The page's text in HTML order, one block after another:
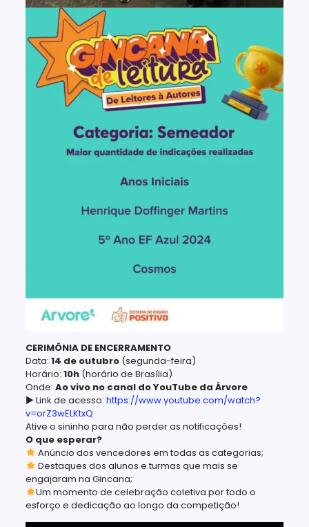
CERIMÔNIA DE ENCERRAMENTO
Data: 14 de outubro(segunda-feira)
Horário: 10h(horário de Brasília)
Onde: Ao vivo no canal do YouTube da Árvore
▶ Link de acesso: https://www.youtube.com/watch?
v=orZ3wELKtxQ
Ative o sininho para não perder as notificações!
O que esperar?
Anúncio dos vencedores em todas as categorias;
Destaques dos alunos e turmas que mais se
engajaram na Gincana;
Um momento de celebração coletiva por todo o
esforço e dedicação ao longo da competição!